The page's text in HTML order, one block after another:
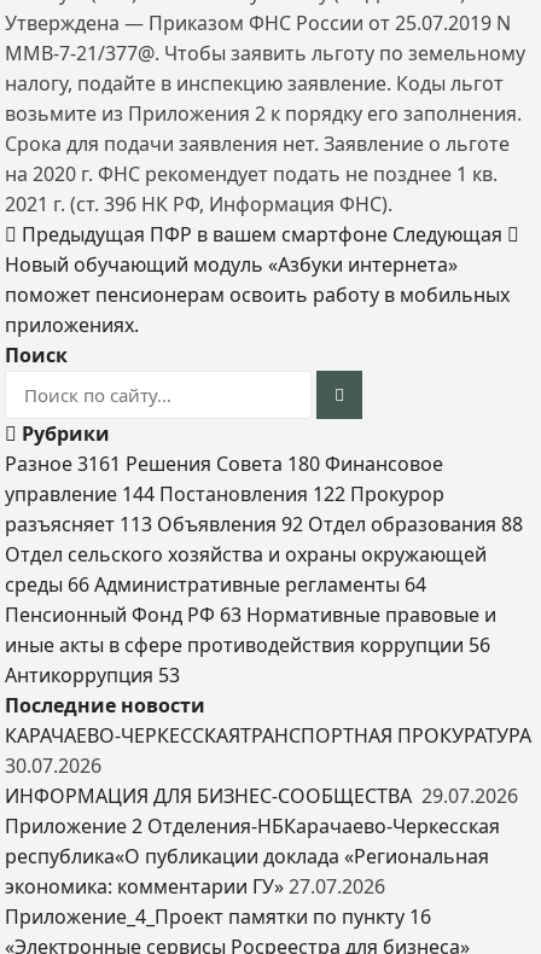
Утверждена — Приказом ФНС России от 25.07.2019 N
ММВ-7-21/377@. Чтобы заявить льготу по земельному
налогу, подайте в инспекцию заявление. Коды льгот
возьмите из Приложения 2 к порядку его заполнения.
Срока для подачи заявления нет. Заявление о льготе
на 2020 г. ФНС рекомендует подать не позднее 1 кв.
2021 г. (ст. 396 НК РФ, Информация ФНС).
Предыдущая ПФР в вашем смартфоне Следующая
Новый обучающий модуль «Азбуки интернета»
поможет пенсионерам освоить работу в мобильных
приложениях.
Поиск
Рубрики
Разное3161 Решения Совета 180 Финансовое
управление 144 Постановления 122 Прокурор
разъясняет 113 Объявления92 Отдел образования88
Отдел сельского хозяйства и охраны окружающей
среды 66 Административные регламенты 64
Пенсионный Фонд РФ 63 Нормативные правовые и
иные акты в сфере противодействия коррупции 56
Антикоррупция 53
Последние новости
КАРАЧАЕВО-ЧЕРКЕССКАЯТРАНСПОРТНАЯ ПРОКУРАТУРА
30.07.2026
ИНФОРМАЦИЯ ДЛЯ БИЗНЕС-СООБЩЕСТВА 29.07.2026
Приложение 2 Отделения-НБКарачаево-Черкесская
республика«О публикации доклада «Региональная
экономика: комментарии ГУ» 27.07.2026
Приложение_4_Проект памятки по пункту 16
«Электронные сервисы Росреестра для бизнеса»